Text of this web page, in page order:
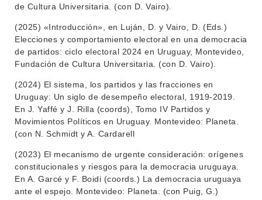
de Cultura Universitaria. (con D. Vairo).
(2025) «Introducción», en Luján, D. y Vairo, D. (Eds.)
Elecciones y comportamiento electoral en una democracia
de partidos: ciclo electoral 2024 en Uruguay, Montevideo,
Fundación de Cultura Universitaria. (con D. Vairo).
(2024) El sistema, los partidos y las fracciones en
Uruguay: Un siglo de desempeño electoral, 1919-2019.
En J. Yaffé y J. Rilla (coords), Tomo IV Partidos y
Movimientos Políticos en Uruguay. Montevideo: Planeta.
(con N. Schmidt y A. Cardarell
(2023) El mecanismo de urgente consideración: orígenes
constitucionales y riesgos para la democracia uruguaya.
En A. Garcé y F. Boidi (coords.) La democracia uruguaya
ante el espejo. Montevideo: Planeta. (con Puig, G.)